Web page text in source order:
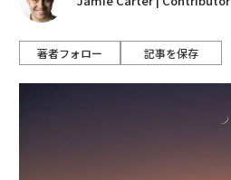
著者フォロー 記事を保存